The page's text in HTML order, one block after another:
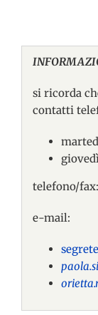
si ricorda
contatti
telefono/fax:
e-mail: